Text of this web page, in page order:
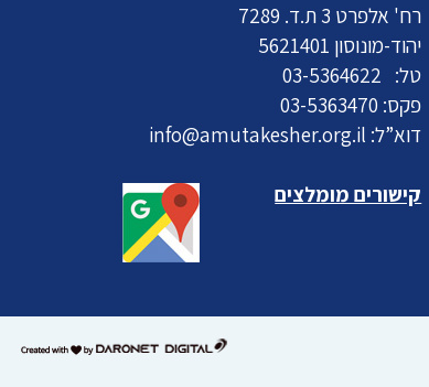
רח' אלפרט 3 ת.ד. 7289
יהוד-מונוסון 5621401
טל:
פקס: 03-5363470
דוא”ל: info@amutakesher.org.il
קישורים מומלצים